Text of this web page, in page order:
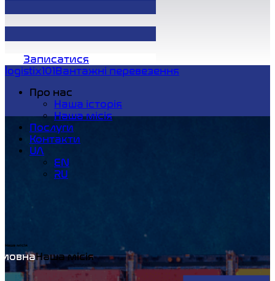
Записатися
logistix101Вантажні перевезення
Про нас
Наша історія
Наша місія
Послуги
Контакти
UA
EN
RU
Наша місія
HomeНаша місія